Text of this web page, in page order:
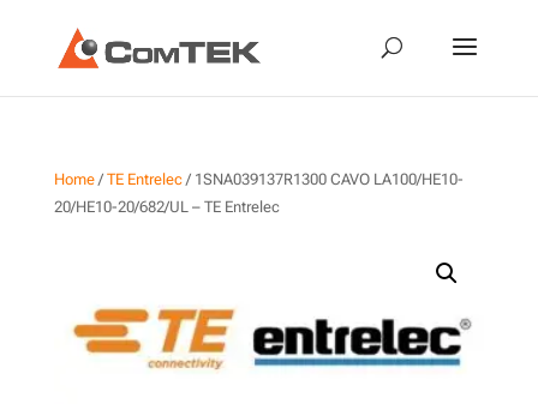
Home/ TE Entrelec/ 1SNA039137R1300 CAVO LA100/HE10-
20/HE10-20/682/UL – TE Entrelec